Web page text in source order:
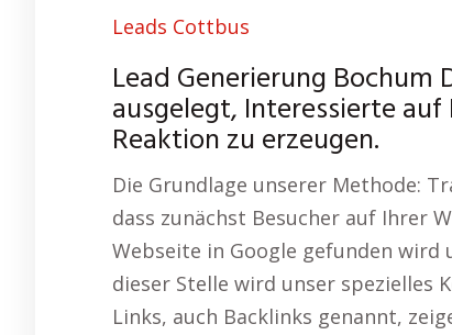
Leads Cottbus
Lead Generierung Bochum
ausgelegt, Interessierte
Reaktion zu erzeugen.
Die Grundlage unserer Methode:
dass zunächst Besucher auf Ihrer
Webseite in Google gefunden wird
dieser Stelle wird unser spezielles
Links, auch Backlinks genannt,